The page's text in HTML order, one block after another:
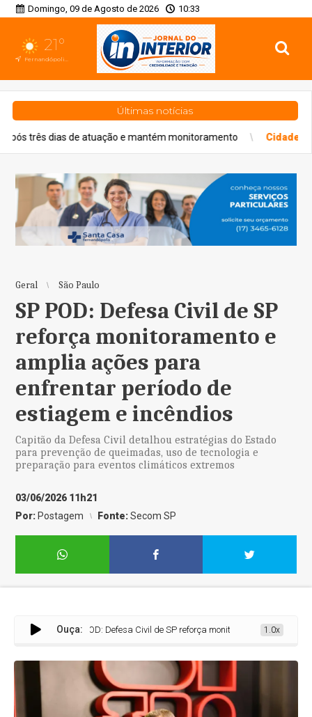
Domingo, 09 de Agosto de 2026 10:33
21°
Fernandópolis, SP
Últimas notícias
e mantém monitoramento Cidades Domingo tem
Geral São Paulo
SP POD: Defesa Civil de SP
reforça monitoramento e
amplia ações para
enfrentar período de
estiagem e incêndios
Capitão da Defesa Civil detalhou estratégias do Estado
para prevenção de queimadas, uso de tecnologia e
preparação para eventos climáticos extremos
03/06/2026 11h21
Por: Postagem Fonte:Secom SP
Ouça:
SP POD: Defesa Civil de SP reforça monitoramento e amplia ações
1.0x